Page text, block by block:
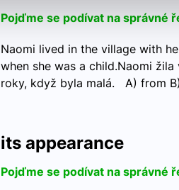
Pojďme se podívat na správné
Naomi lived in the village with
when she was a child.Naomi
roky, když byla malá. A) from
its appearance
Pojďme se podívat na správné